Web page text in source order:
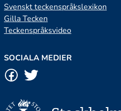
Svenskt teckenspråkslexikon
Gilla Tecken
Teckenspråksvideo
SOCIALA MEDIER